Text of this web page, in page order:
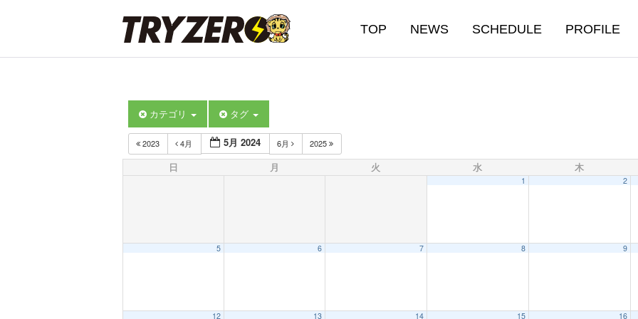
TOP NEWS SCHEDULE PROFILE
カテゴリ タグ
2023 4月 5月 2024 6月 2025
日 月 火 水 木
1 2
5 6 7 8 9
12 13 14 15 16